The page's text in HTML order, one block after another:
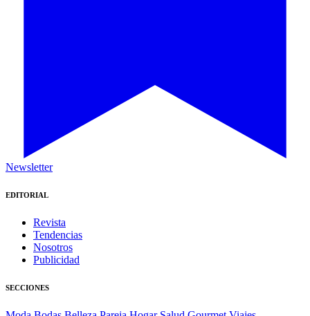
Newsletter
EDITORIAL
Revista
Tendencias
Nosotros
Publicidad
SECCIONES